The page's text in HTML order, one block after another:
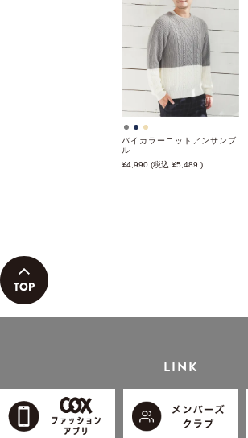
バイカラーニットアンサンブ
ル
4,990
5,489
LINK